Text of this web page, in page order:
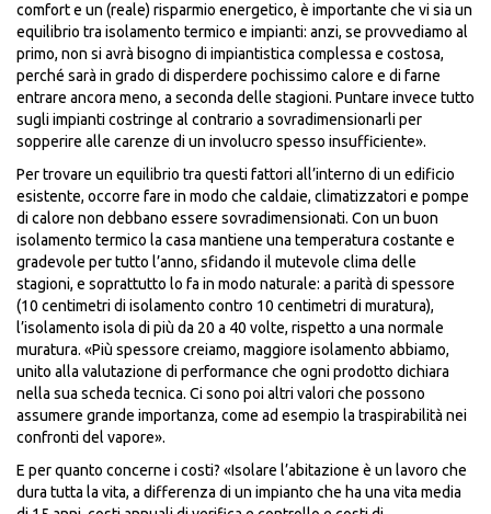
comfort e un (reale) risparmio energetico, è importante che vi sia un
equilibrio tra isolamento termico e impianti: anzi, se provvediamo al
primo, non si avrà bisogno di impiantistica complessa e costosa,
perché sarà in grado di disperdere pochissimo calore e di farne
entrare ancora meno, a seconda delle stagioni. Puntare invece tutto
sugli impianti costringe al contrario a sovradimensionarli per
sopperire alle carenze di un involucro spesso insufficiente».
Per trovare un equilibrio tra questi fattori all’interno di un edificio
esistente, occorre fare in modo che caldaie, climatizzatori e pompe
di calore non debbano essere sovradimensionati. Con un buon
isolamento termico la casa mantiene una temperatura costante e
gradevole per tutto l’anno, sfidando il mutevole clima delle
stagioni, e soprattutto lo fa in modo naturale: a parità di spessore
(10 centimetri di isolamento contro 10 centimetri di muratura),
l’isolamento isola di più da 20 a 40 volte, rispetto a una normale
muratura. «Più spessore creiamo, maggiore isolamento abbiamo,
unito alla valutazione di performance che ogni prodotto dichiara
nella sua scheda tecnica. Ci sono poi altri valori che possono
assumere grande importanza, come ad esempio la traspirabilità nei
confronti del vapore».
E per quanto concerne i costi? «Isolare l’abitazione è un lavoro che
dura tutta la vita, a differenza di un impianto che ha una vita media